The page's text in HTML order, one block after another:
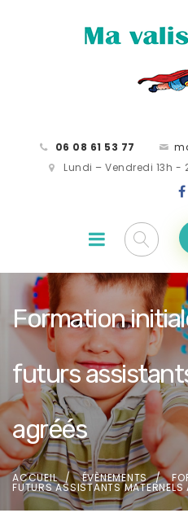
06 08 61 53 77
Lundi – Vendredi 13h -
Formation
futurs
agréés
ACCUEIL ÉVÈNEMENTS
FUTURS ASSISTANTS MATERNELS